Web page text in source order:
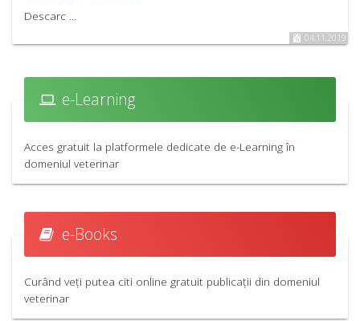
Descarc ...
04.11.2019
e-Learning
Acces gratuit la platformele dedicate de e-Learning în
domeniul veterinar
e-Books
Curând veți putea citi online gratuit publicații din domeniul
veterinar